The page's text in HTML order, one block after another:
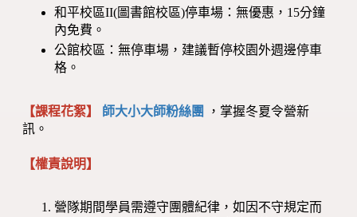
和平校區II(圖書館校區)停車場：無優惠，15分鐘
內免費。
公館校區：無停車場，建議暫停校園外週邊停車
格。
【課程花絮】 師大小大師粉絲團
，掌握冬夏令營新
訊。
【權責說明】
營隊期間學員需遵守團體紀律，如因不守規定而